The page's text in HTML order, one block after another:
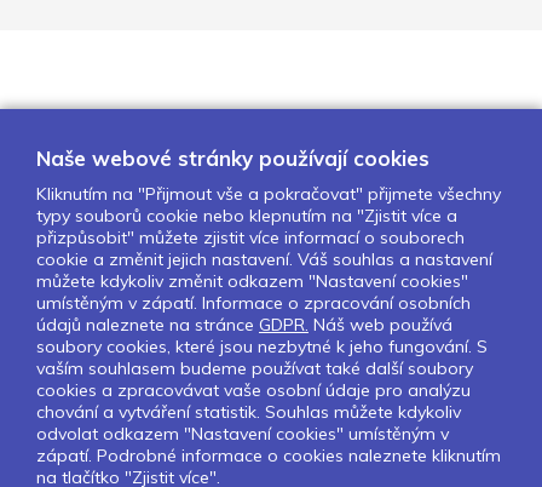
O nás Naše projekty
Pro školy
Partneři
Kontakty
GDPR
Nastavení cookies
Sledujte nás:
Pokud chcete dostávat pravidelný
Naše webové stránky používají cookies
Kliknutím na "Přijmout vše a pokračovat" přijmete všechny
typy souborů cookie nebo klepnutím na "Zjistit více a
přizpůsobit" můžete zjistit více informací o souborech
cookie a změnit jejich nastavení. Váš souhlas a nastavení
můžete kdykoliv změnit odkazem "Nastavení cookies"
umístěným v zápatí. Informace o zpracování osobních
údajů naleznete na stránce GDPR. Náš web používá
soubory cookies, které jsou nezbytné k jeho fungování. S
vaším souhlasem budeme používat také další soubory
cookies a zpracovávat vaše osobní údaje pro analýzu
chování a vytváření statistik. Souhlas můžete kdykoliv
odvolat odkazem "Nastavení cookies" umístěným v
zápatí. Podrobné informace o cookies naleznete kliknutím
na tlačítko "Zjistit více".